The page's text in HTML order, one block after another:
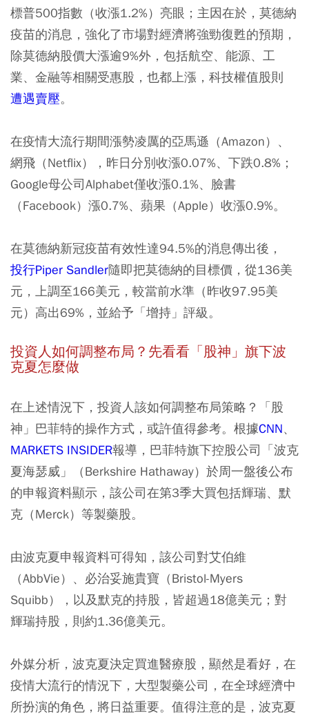
標普500指數（收漲1.2%）亮眼；主因在於，莫德納
疫苗的消息，強化了市場對經濟將強勁復甦的預期，
除莫德納股價大漲逾9%外，包括航空、能源、工
業、金融等相關受惠股，也都上漲，科技權值股則
遭遇賣壓。
在疫情大流行期間漲勢凌厲的亞馬遜（Amazon）、
網飛（Netflix），昨日分別收漲0.07%、下跌0.8%；
Google母公司Alphabet僅收漲0.1%、臉書
（Facebook）漲0.7%、蘋果（Apple）收漲0.9%。
在莫德納新冠疫苗有效性達94.5%的消息傳出後，
投行Piper Sandler隨即把莫德納的目標價，從136美
元，上調至166美元，較當前水準（昨收97.95美
元）高出69%，並給予「增持」評級。
投資人如何調整布局？先看看「股神」旗下波
克夏怎麼做
在上述情況下，投資人該如何調整布局策略？「股
神」巴菲特的操作方式，或許值得參考。根據CNN、
MARKETS INSIDER報導，巴菲特旗下控股公司「波克
夏海瑟威」（Berkshire Hathaway）於周一盤後公布
的申報資料顯示，該公司在第3季大買包括輝瑞、默
克（Merck）等製藥股。
由波克夏申報資料可得知，該公司對艾伯維
（AbbVie）、必治妥施貴寶（Bristol-Myers
Squibb），以及默克的持股，皆超過18億美元；對
輝瑞持股，則約1.36億美元。
外媒分析，波克夏決定買進醫療股，顯然是看好，在
疫情大流行的情況下，大型製藥公司，在全球經濟中
所扮演的角色，將日益重要。值得注意的是，波克夏